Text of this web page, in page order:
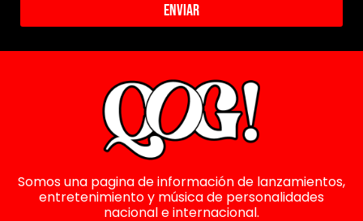
Enviar
Somos una pagina de información de lanzamientos,
entretenimiento y música de personalidades
nacional e internacional.